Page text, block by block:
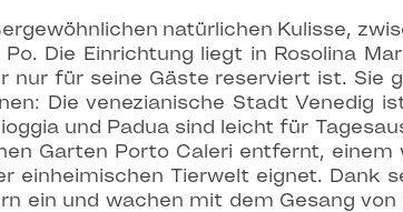
natürlichen Kulisse,
Die Einrichtung liegt in Rosolina
für seine Gäste reserviert ist. Sie
Die venezianische Stadt Venedig
und Padua sind leicht für
Garten Porto Caleri entfernt,
einheimischen Tierwelt eignet. Dank
ein und wachen mit dem Gesang